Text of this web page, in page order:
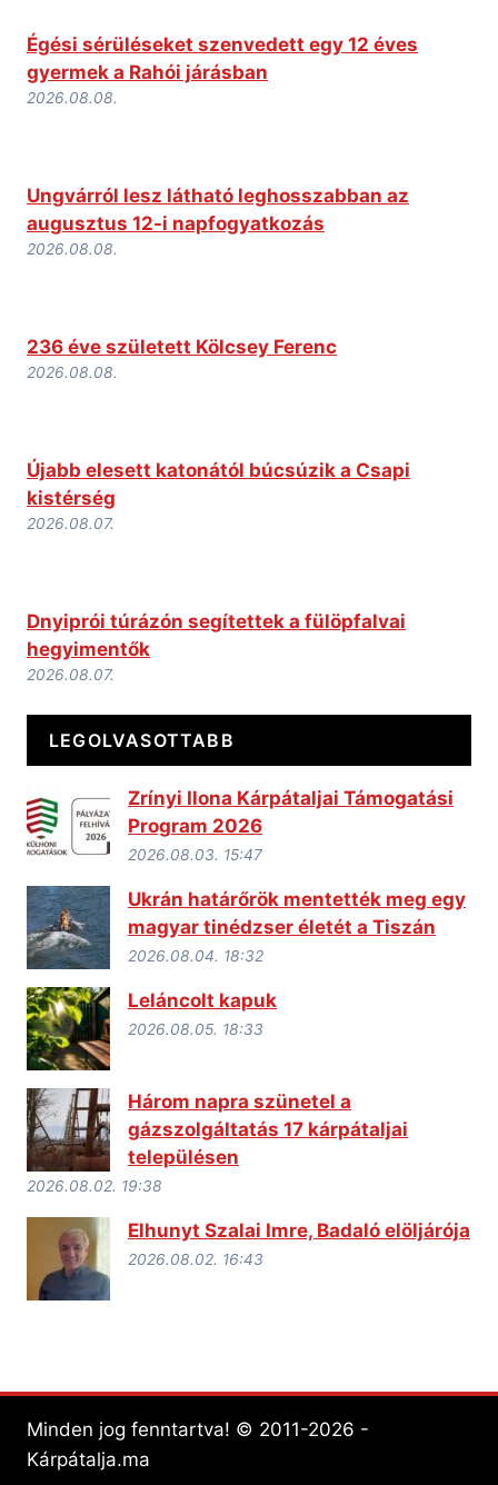
Égési sérüléseket szenvedett egy 12 éves
gyermek a Rahói járásban
2026.08.08.
Ungvárról lesz látható leghosszabban az
augusztus 12-i napfogyatkozás
2026.08.08.
236 éve született Kölcsey Ferenc
2026.08.08.
Újabb elesett katonától búcsúzik a Csapi
kistérség
2026.08.07.
Dnyiprói túrázón segítettek a fülöpfalvai
hegyimentők
2026.08.07.
LEGOLVASOTTABB
Zrínyi Ilona Kárpátaljai Támogatási
Program 2026
2026.08.03. 15:47
Ukrán határőrök mentették meg egy
magyar tinédzser életét a Tiszán
2026.08.04. 18:32
Leláncolt kapuk
2026.08.05. 18:33
Három napra szünetel a
gázszolgáltatás 17 kárpátaljai
településen
2026.08.02. 19:38
Elhunyt Szalai Imre, Badaló elöljárója
2026.08.02. 16:43
Minden jog fenntartva! © 2011-2026 -
Kárpátalja.ma